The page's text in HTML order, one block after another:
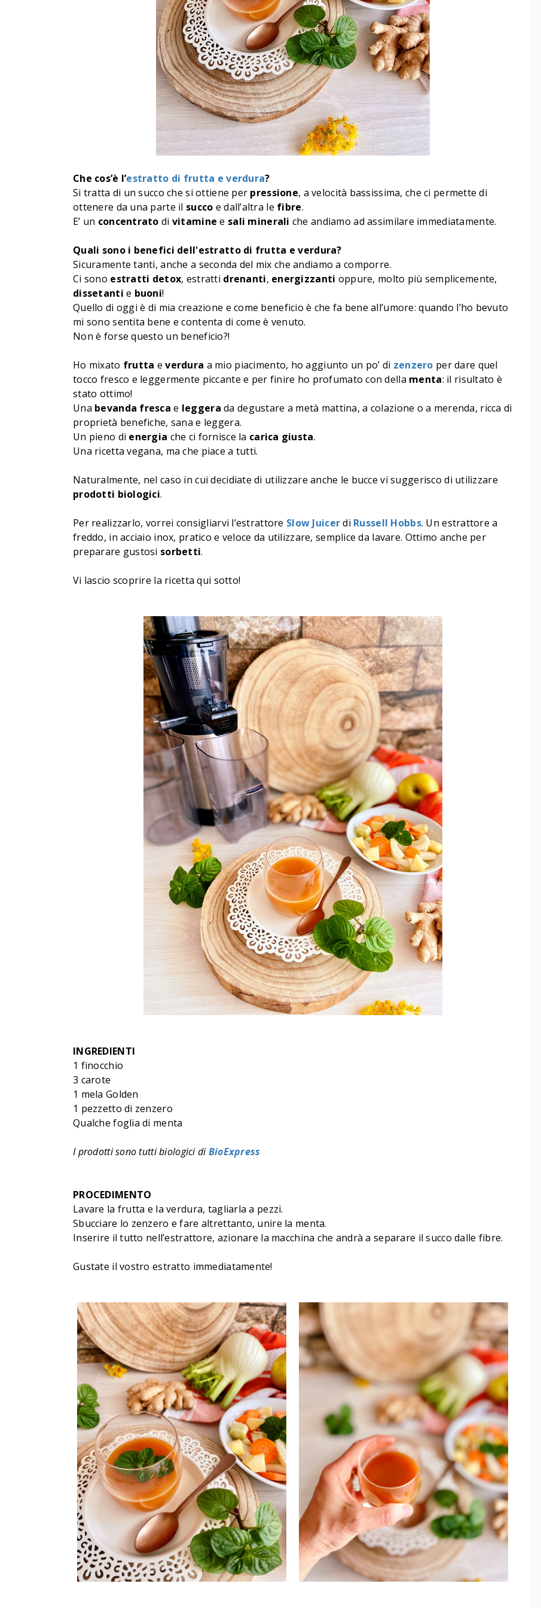
Che cos’è l’estratto di frutta e verdura?
Si tratta di un succo che si ottiene per pressione, a velocità bassissima, che ci permette di
ottenere da una parte il succo e dall’altra le fibre.
E’ un concentrato di vitamine e sali minerali che andiamo ad assimilare immediatamente.
Quali sono i benefici dell'estratto di frutta e verdura?
Sicuramente tanti, anche a seconda del mix che andiamo a comporre.
Ci sono estratti detox, estratti drenanti, energizzanti oppure, molto più semplicemente,
dissetanti e buoni!
Quello di oggi è di mia creazione e come beneficio è che fa bene all’umore: quando l’ho bevuto
mi sono sentita bene e contenta di come è venuto.
Non è forse questo un beneficio?!
Ho mixato frutta everdura a mio piacimento, ho aggiunto un po’ di zenzero per dare quel
tocco fresco e leggermente piccante e per finire ho profumato con della menta: il risultato è
stato ottimo!
Una bevanda fresca e leggera da degustare a metà mattina, a colazione o a merenda, ricca di
proprietà benefiche, sana e leggera.
Un pieno di energia che ci fornisce la carica giusta.
Una ricetta vegana, ma che piace a tutti.
Naturalmente, nel caso in cui decidiate di utilizzare anche le bucce vi suggerisco di utilizzare
prodotti biologici.
Per realizzarlo, vorrei consigliarvi l’estrattore Slow Juicerdi Russell Hobbs. Un estrattore a
freddo, in acciaio inox, pratico e veloce da utilizzare, semplice da lavare. Ottimo anche per
preparare gustosi sorbetti.
Vi lascio scoprire la ricetta qui sotto!
INGREDIENTI
1 finocchio
3 carote
1 mela Golden
1 pezzetto di zenzero
Qualche foglia di menta
I prodotti sono tutti biologici diBioExpress
PROCEDIMENTO
Lavare la frutta e la verdura, tagliarla a pezzi.
Sbucciare lo zenzero e fare altrettanto, unire la menta.
Inserire il tutto nell’estrattore, azionare la macchina che andrà a separare il succo dalle fibre.
Gustate il vostro estratto immediatamente!